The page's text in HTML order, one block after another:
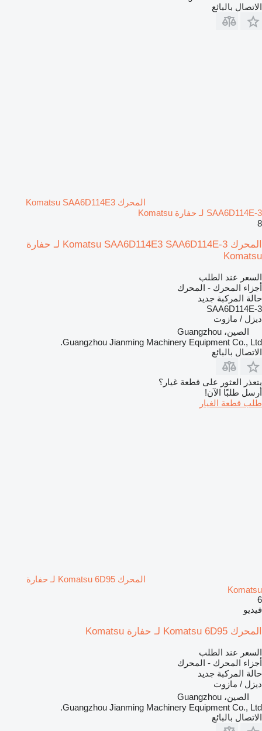
الاتصال بالبائع
المحرك Komatsu SAA6D114E3
SAA6D114E-3 لـ حفارة Komatsu
8
المحرك Komatsu SAA6D114E3 SAA6D114E-3 لـ حفارة
Komatsu
السعر عند الطلب
أجزاء المحرك - المحرك
حالة المركبة جديد
SAA6D114E-3
ديزل / مازوت
الصين، Guangzhou
Guangzhou Jianming Machinery Equipment Co., Ltd.
الاتصال بالبائع
يتعذر العثور على قطعة غيار؟
أرسل طلبًا الآن!
طلب قطعة الغيار
المحرك Komatsu 6D95 لـ حفارة
Komatsu
6
فيديو
المحرك Komatsu 6D95 لـ حفارة Komatsu
السعر عند الطلب
أجزاء المحرك - المحرك
حالة المركبة جديد
ديزل / مازوت
الصين، Guangzhou
Guangzhou Jianming Machinery Equipment Co., Ltd.
الاتصال بالبائع